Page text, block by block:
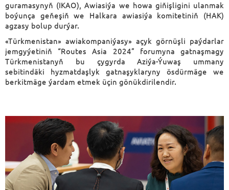
guramasynyň (IKAO), Awiasiýa we howa giňişligini ulanmak
boýunça geňeşiň we Halkara awiasiýa komitetiniň (HAK)
agzasy bolup durýar.
«Türkmenistan» awiakompaniýasy» açyk görnüşli paýdarlar
jemgyýetiniň “Routes Asia 2024” forumyna gatnaşmagy
Türkmenistanyň bu çygyrda Aziýa-Ýuwaş ummany
sebitindäki hyzmatdaşlyk gatnaşyklaryny ösdürmäge we
berkitmäge ýardam etmek üçin gönükdirilendir.